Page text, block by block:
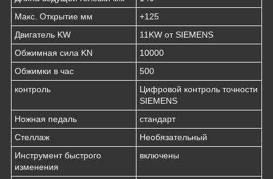
Макс. Открытие мм
+125
Двигатель KW
11KW от SIEMENS
Обжимная сила KN
10000
Обжимки в час
500
контроль
Цифровой контроль точности
SIEMENS
Ножная педаль
стандарт
Стеллаж
Необязательный
Инструмент быстрого
изменения
включены